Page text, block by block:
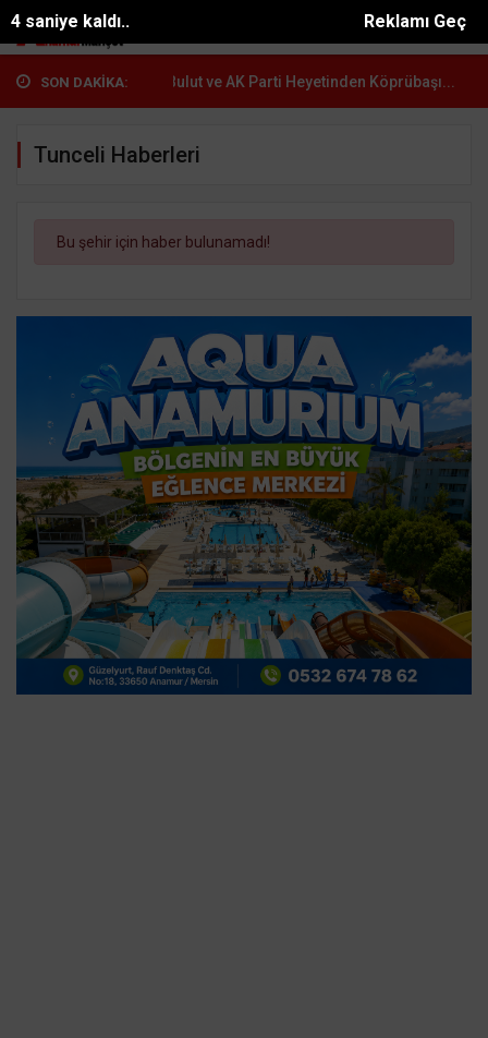
Reklamı Geç
3 saniye kaldı..
SON DAKİKA:Burak Bulut ve AK Parti Heyetinden Köprübaşı...
Tunceli Haberleri
Bu şehir için haber bulunamadı!